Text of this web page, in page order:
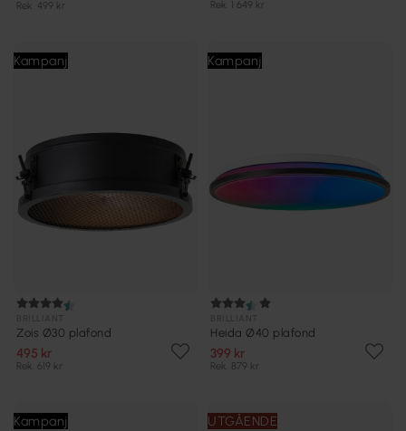
Rek. 499 kr Rek. 1 649 kr
Kampanj
Zois Ø30 plafond
495 kr
Rek. 619 kr
Kampanj
Heida Ø40 plafond
399 kr
Rek. 879 kr
Kampanj UTGÅENDE